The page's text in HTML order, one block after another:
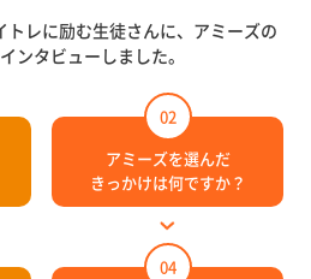
トレに励む生徒さんに、アミーズの
ンタビューしました。
02
アミーズを選んだ
きっかけは何ですか？
04